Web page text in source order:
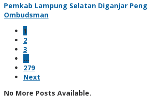
Pemkab Lampung Selatan Diganjar
Ombudsman
1
2
3
…
279
Next
No More Posts Available.